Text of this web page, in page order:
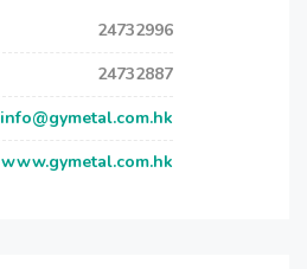
24732996
24732887
info@gymetal.com.hk
www.gymetal.com.hk